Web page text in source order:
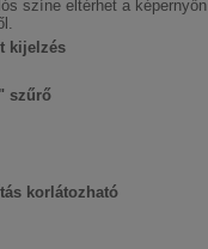
színe eltérhet a képernyőn
kijelzés
szűrő
korlátozható